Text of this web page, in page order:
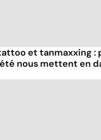
et tanmaxxing :
nous mettent en